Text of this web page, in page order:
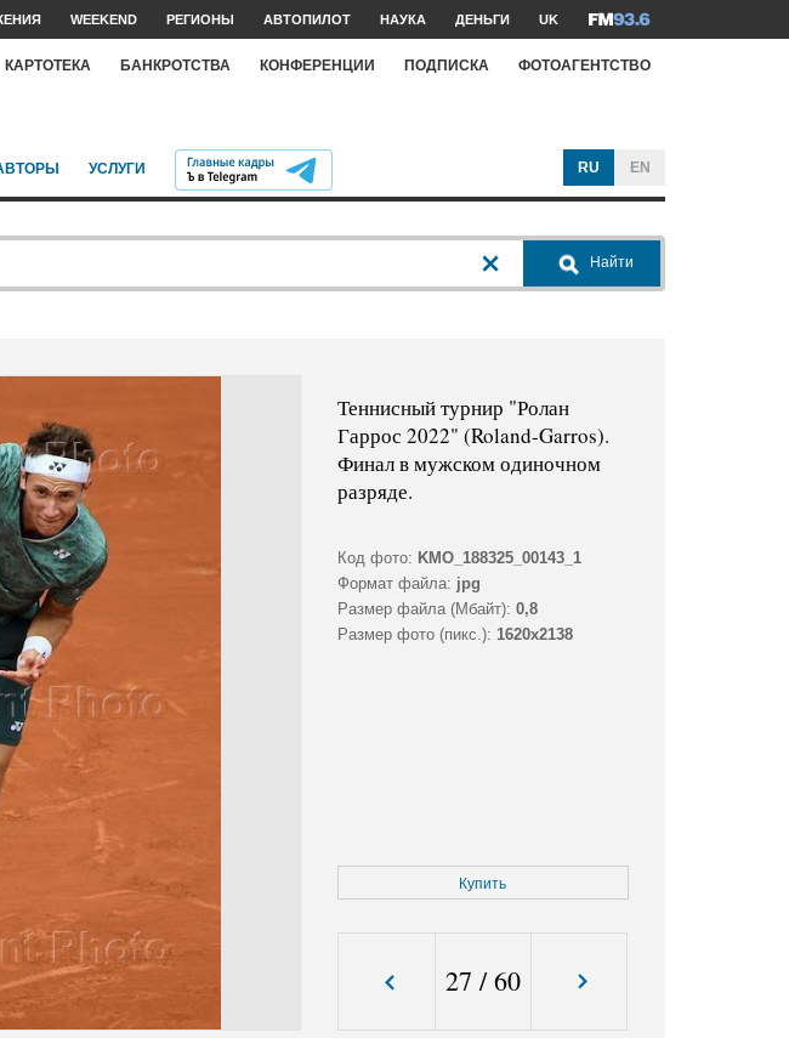
WEEKEND РЕГИОНЫ АВТОПИЛОТ НАУКА ДЕНЬГИ UK
КАРТОТЕКА БАНКРОТСТВА КОНФЕРЕНЦИИ ПОДПИСКА ФОТОАГЕНТСТВО
УСЛУГИ RU EN
Найти
Теннисный турнир "Ролан
Гаррос 2022" (Roland-Garros).
Финал в мужском одиночном
разряде.
Код фото: KMO_188325_00143_1
Формат файла: jpg
Размер файла (Мбайт): 0,8
Размер фото (пикс.): 1620x2138
Купить
27 /60